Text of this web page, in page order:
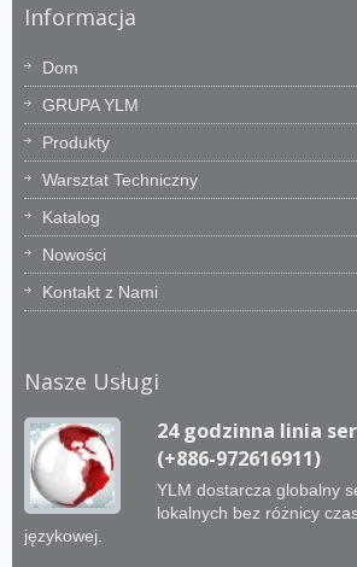
Informacja
Dom
GRUPA YLM
Produkty
Warsztat Techniczny
Katalog
Nowości
Kontakt z Nami
Nasze Usługi
24 godzinna linia
(+886-972616911)
YLM dostarcza globalny
lokalnych bez różnicy
językowej.